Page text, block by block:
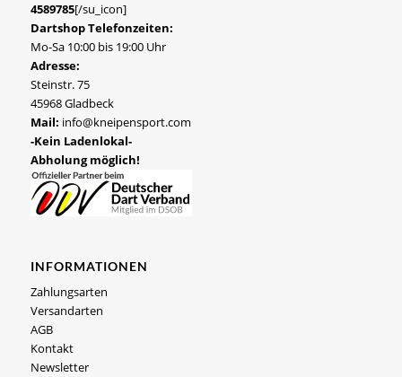
4589785[/su_icon]
Dartshop Telefonzeiten:
Mo-Sa 10:00 bis 19:00 Uhr
Adresse:
Steinstr. 75
45968 Gladbeck
Mail: info@kneipensport.com
-Kein Ladenlokal-
Abholung möglich!
INFORMATIONEN
Zahlungsarten
Versandarten
AGB
Kontakt
Newsletter